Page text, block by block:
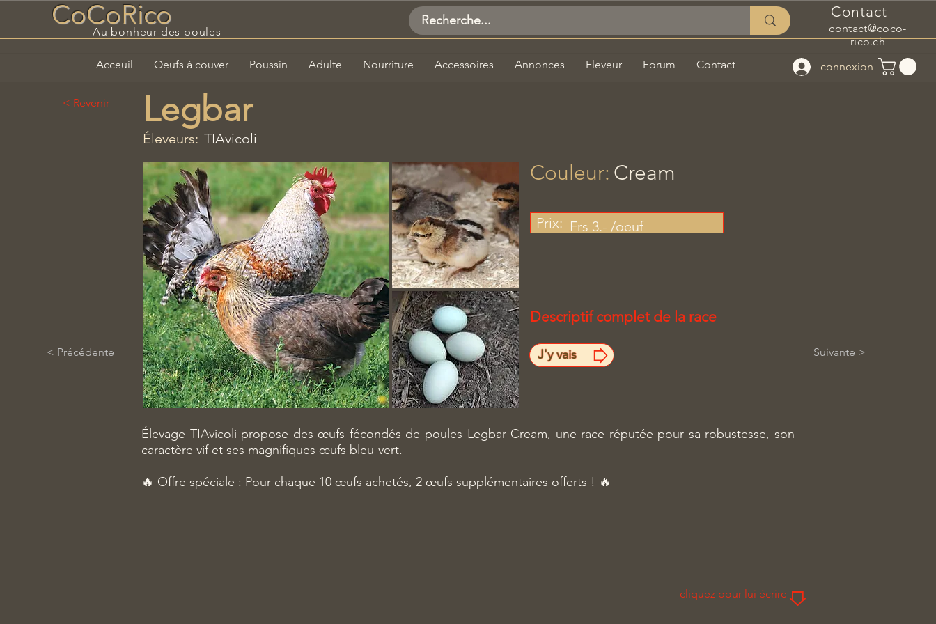
CoCoRico
Au bonheur des poules
Contact
contact@coco-
rico.ch
connexion
Acceuil Oeufs à couver Poussin Adulte Nourriture Accessoires Annonces Eleveur Forum Contact
< Revenir Legbar
Éleveurs: TIAvicoli
< Précédente
Cream
Couleur:
Prix: Frs 3.- /oeuf
Descriptif complet de la race
J'y vais
cliquez pour lui écrire
Élevage TIAvicoli propose des œufs fécondés de poules Legbar Cream, une race réputée pour sa robustesse, son
caractère vif et ses magnifiques œufs bleu-vert.
🔥 Offre spéciale : Pour chaque 10 œufs achetés, 2 œufs supplémentaires offerts ! 🔥
Suivante >